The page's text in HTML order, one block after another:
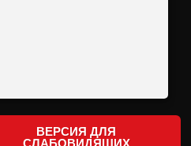
ВЕРСИЯ ДЛЯ
СЛАБОВИДЯЩИХ